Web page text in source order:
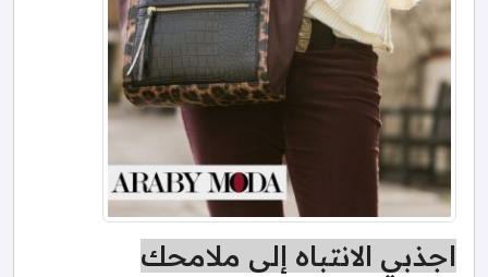
اجذبي الانتباه إلى ملامحك